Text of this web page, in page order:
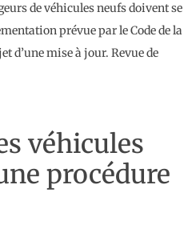
de véhicules neufs doivent se
prévue par le Code de la
d’une mise à jour. Revue de
véhicules
procédure